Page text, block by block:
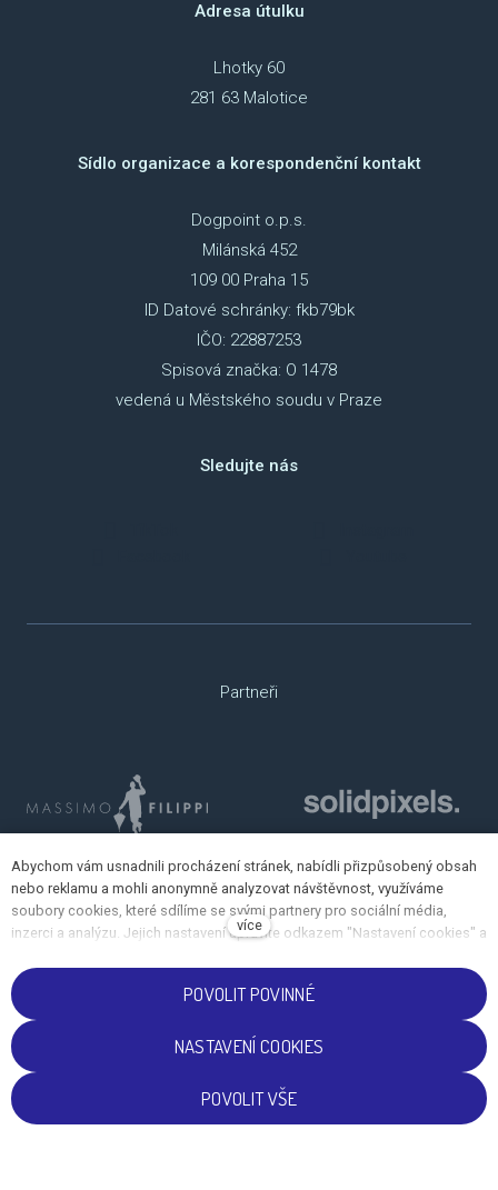
EN
Adresa útulku
Lhotky 60
281 63 Malotice
Sídlo organizace a korespondenční kontakt
Dogpoint o.p.s.
Milánská 452
109 00 Praha 15
ID Datové schránky: fkb79bk
IČO: 22887253
Spisová značka: O 1478
vedená u Městského soudu v Praze
Sledujte nás
Partneři
Abychom vám usnadnili procházení stránek, nabídli přizpůsobený obsah
nebo reklamu a mohli anonymně analyzovat návštěvnost, využíváme
soubory cookies, které sdílíme se svými partnery pro sociální média,
inzerci a analýzu. Jejich nastavení upravíte odkazem "Nastavení cookies" a
v našich Zásadách ochrany osobních údajů a používání souborů cookies.
Souhlasíte s používáním cookies?
více
POVOLIT POVINNÉ
NASTAVENÍ COOKIES
POVOLIT VŠE